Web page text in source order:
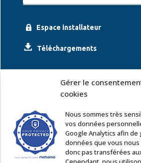
Gérer le
cookies
Nous sommes très
vos données
Google Analytics afin
données que vous
donc pas transférées
Espace installateur
Téléchargements
ACCOR
2 rue Léonard de Vinci – 91220
Tél. : 01 60 85 64 62